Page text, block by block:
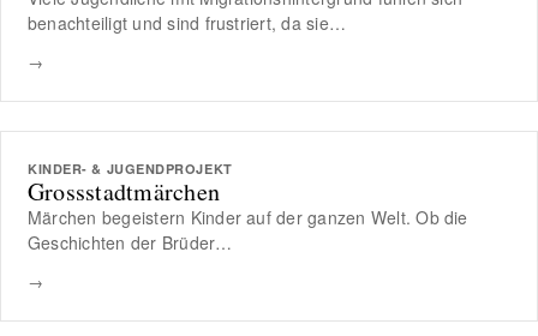
benachteiligt und sind frustriert, da sie…
→
KINDER- & JUGENDPROJEKT
Grossstadtmärchen
Märchen begeistern Kinder auf der ganzen Welt. Ob die
Geschichten der Brüder…
→